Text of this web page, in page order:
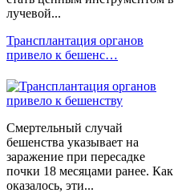
лучевой...
Трансплантация органов
привело к бешенс…
Смертельный случай
бешенства указывает на
заражение при пересадке
почки 18 месяцами ранее. Как
оказалось, эти...